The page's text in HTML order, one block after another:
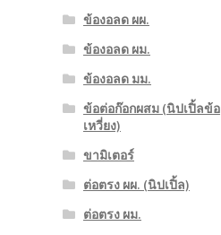
ข้องอลด ผผ.
ข้องอลด ผม.
ข้องอลด มม.
ข้อต่อก๊อกผสม (นิปเปิ้ลข้อ
เหวี่ยง)
ขามิเตอร์
ต่อตรง ผผ. (นิปเปิ้ล)
ต่อตรง ผม.